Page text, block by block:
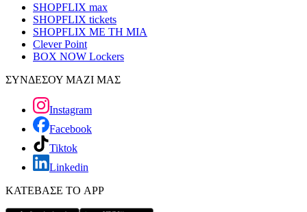
SHOPFLIX max
SHOPFLIX tickets
SHOPFLIX ΜΕ ΤΗ ΜΙΑ
Clever Point
BOX NOW Lockers
ΣΥΝΔΕΣΟΥ ΜΑΖΙ ΜΑΣ
Instagram
Facebook
Tiktok
Linkedin
ΚΑΤΕΒΑΣΕ ΤΟ APP